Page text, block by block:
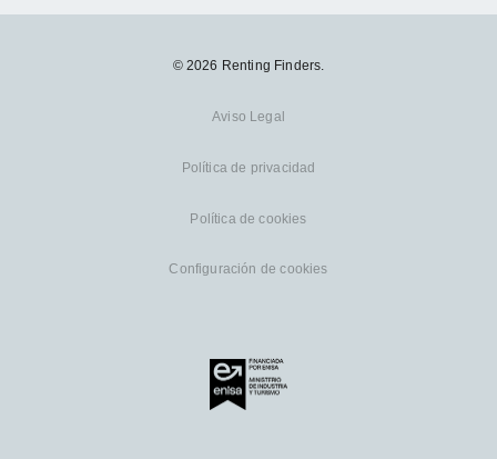
© 2026 Renting Finders.
Aviso Legal
Política de privacidad
Política de cookies
Configuración de cookies